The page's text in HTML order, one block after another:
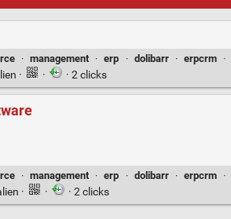
· management · erp · dolibarr · erpcrm ·
· · · 2 clicks
· management · erp · dolibarr · erpcrm ·
· · · 2 clicks